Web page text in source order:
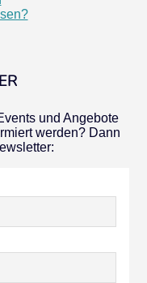
und Angebote
werden? Dann